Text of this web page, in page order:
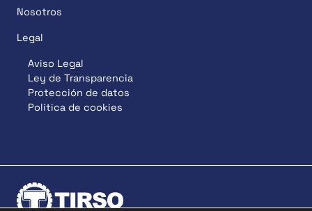
Nosotros
Legal
Aviso Legal
Ley de Transparencia
Protección de datos
Política de cookies